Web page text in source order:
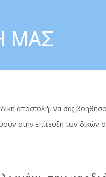
ΜΑΣ
αποστολή, να σας
στην επίτευξη των δικών